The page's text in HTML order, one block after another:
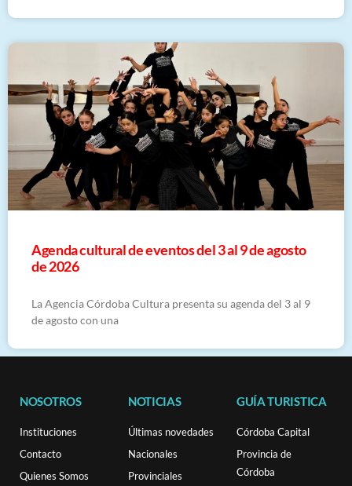
​Agenda cultural de eventos del 3 al 9 de agosto
de 2026
La Agencia Córdoba Cultura presenta su agenda del 3 al 9
de agosto con una
NOSOTROS
Instituciones
Contacto
Quienes Somos
NOTICIAS
Últimas novedades
Nacionales
Provinciales
GUÍA TURISTICA
Córdoba Capital
Provincia de
Córdoba